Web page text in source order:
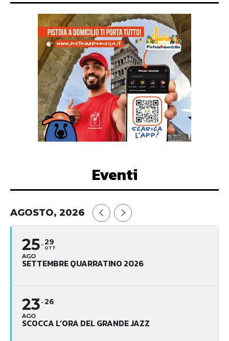
Eventi
AGOSTO, 2026
25
AGO
29
OTT
SETTEMBRE QUARRATINO 2026
23
AGO
26
SCOCCA L’ORA DEL GRANDE JAZZ